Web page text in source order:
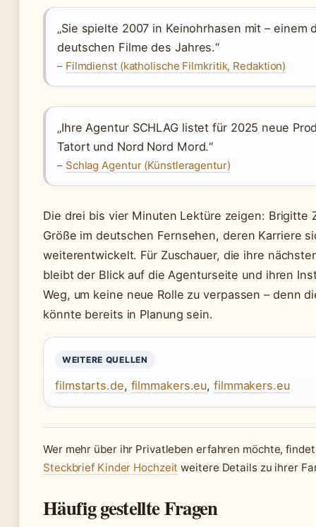
„Sie spielte 2007 in Keinohrhasen mit –
deutschen Filme des Jahres.“
– Filmdienst (katholische Filmkritik, Redaktion)
„Ihre Agentur SCHLAG listet für 2025 neue
Tatort und Nord Nord Mord.“
– Schlag Agentur (Künstleragentur)
Die drei bis vier Minuten Lektüre zeigen: Brigitte
Größe im deutschen Fernsehen, deren Karriere
weiterentwickelt. Für Zuschauer, die ihre
bleibt der Blick auf die Agenturseite und ihren
Weg, um keine neue Rolle zu verpassen – denn
könnte bereits in Planung sein.
WEITERE QUELLEN
filmstarts.de, filmmakers.eu,filmmakers.eu
Wer mehr über ihr Privatleben erfahren möchte,
Steckbrief Kinder Hochzeit weitere Details zu ihrer
Häufig gestellte Fragen